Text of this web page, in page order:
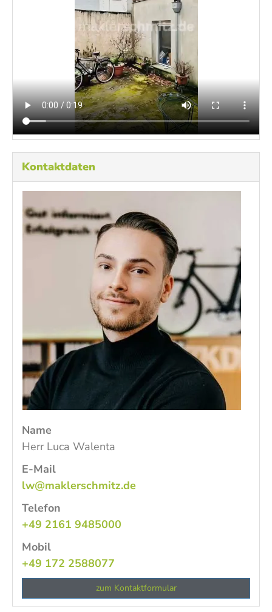
Kontaktdaten
Name
Herr Luca Walenta
E-Mail
lw@maklerschmitz.de
Telefon
+49 2161 9485000
Mobil
+49 172 2588077
zum Kontaktformular